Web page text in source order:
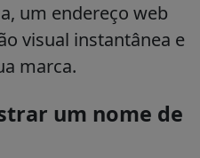
um endereço web
visual instantânea e
marca.
um nome de